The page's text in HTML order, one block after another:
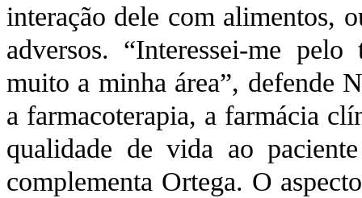
interação dele com alimentos,
adversos. “Interessei-me
muito a minha área”, defende
a farmacoterapia, a farmácia
qualidade de vida ao
complementa Ortega. O